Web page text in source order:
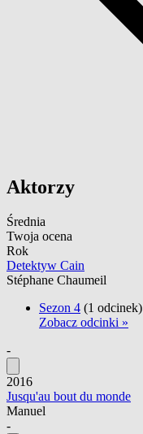
Aktorzy
Średnia
Twoja ocena
Rok
Detektyw Cain
Stéphane Chaumeil
Sezon 4 (1 odcinek)
Zobacz odcinki »
-
2016
Jusqu'au bout du monde
Manuel
-